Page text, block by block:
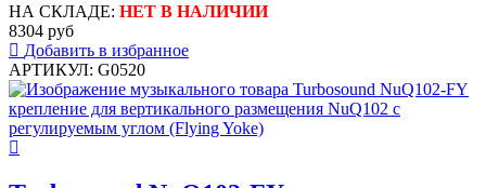
НА СКЛАДЕ: НЕТ В НАЛИЧИИ
8304 руб
Добавить в избранное
АРТИКУЛ: G0520